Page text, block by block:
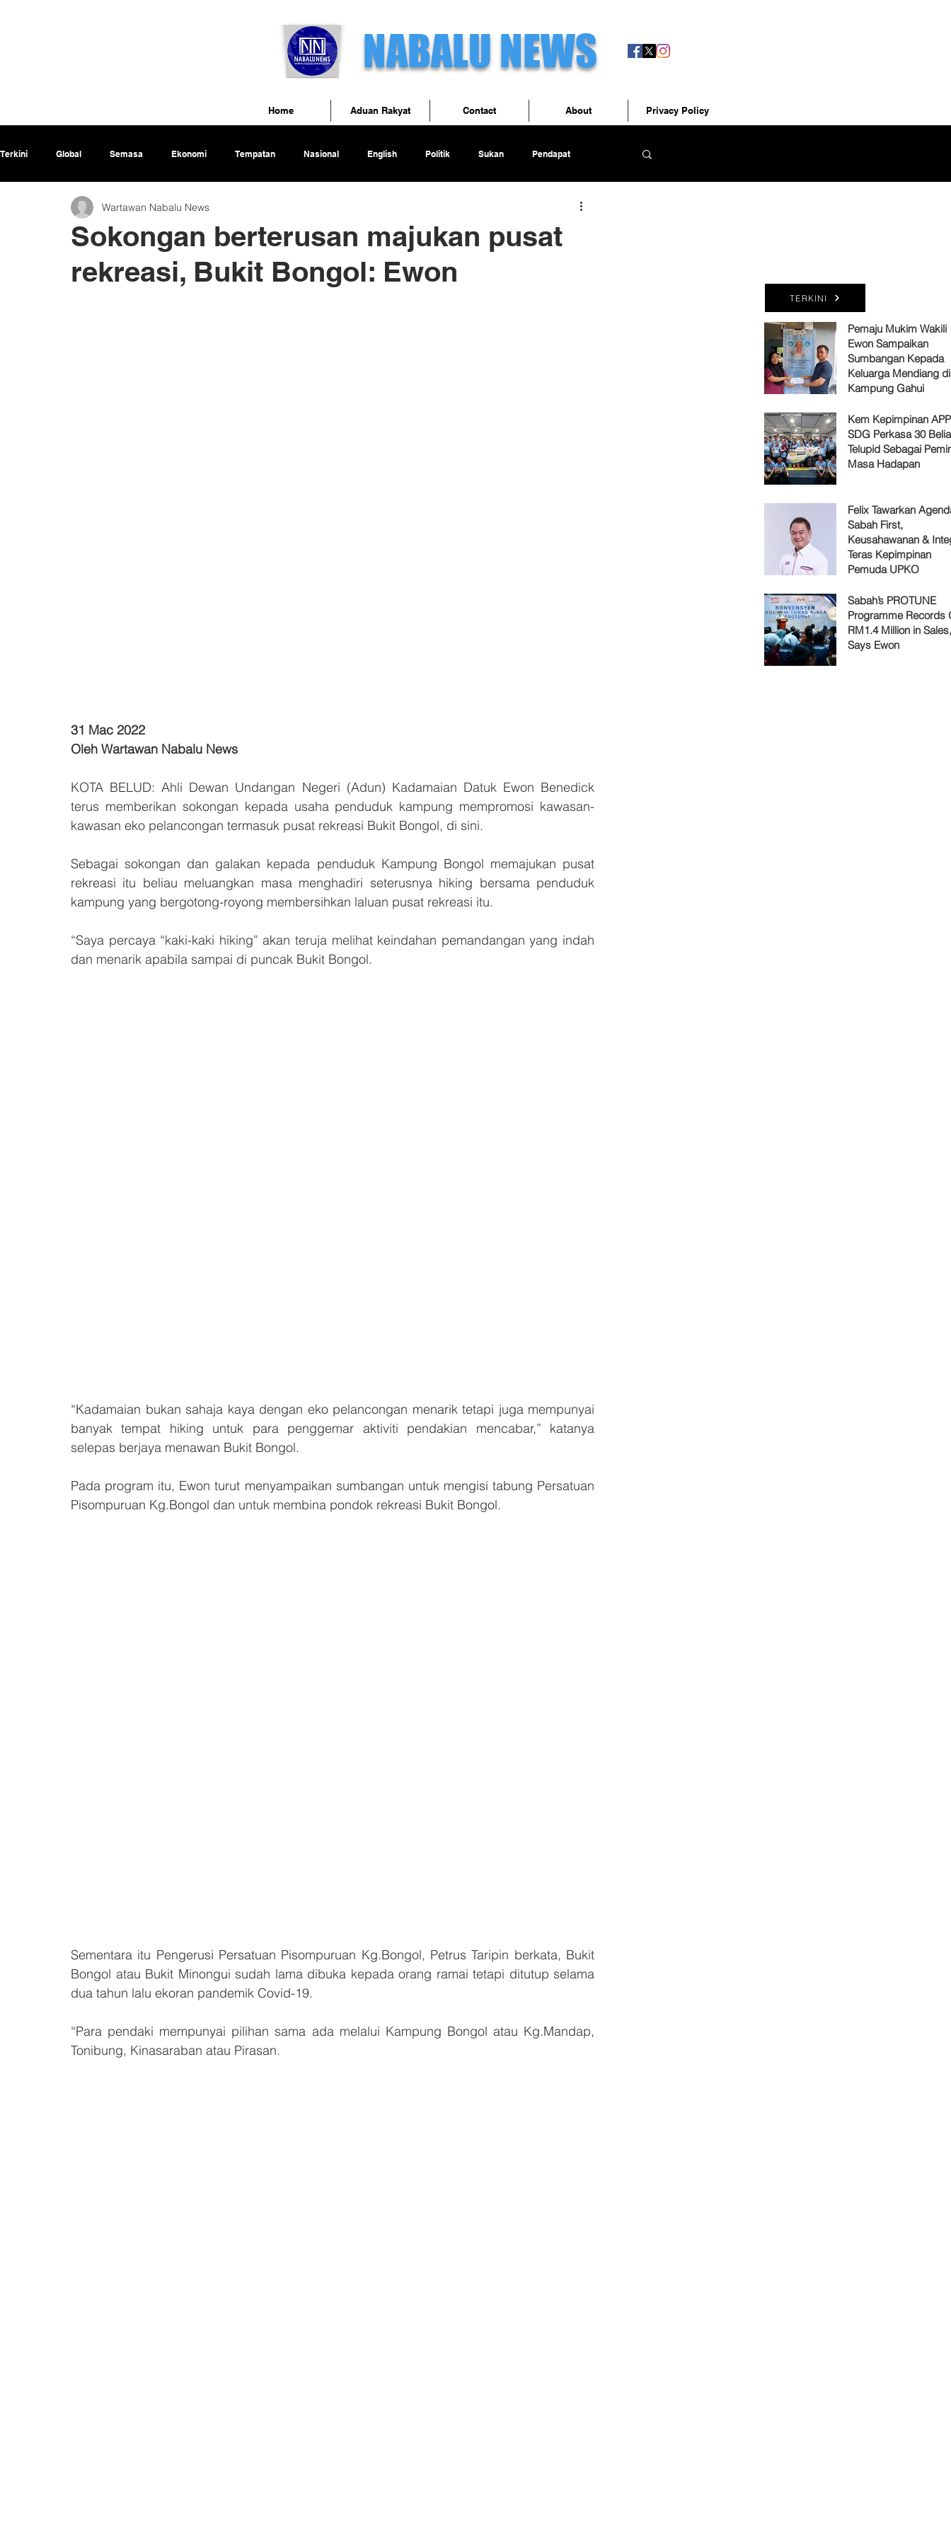
NABALU NEWS
Terkini Global Semasa Ekonomi Tempatan Nasional English Politik Sukan Pendapat
Sokongan berterusan majukan pusat
rekreasi, Bukit Bongol: Ewon
Wartawan Nabalu News
31 Mac 2022
Oleh Wartawan Nabalu News
KOTA BELUD: Ahli Dewan Undangan Negeri (Adun) Kadamaian Datuk Ewon Benedick
terus memberikan sokongan kepada usaha penduduk kampung mempromosi kawasan-
kawasan eko pelancongan termasuk pusat rekreasi Bukit Bongol, di sini.
Sebagai sokongan dan galakan kepada penduduk Kampung Bongol memajukan pusat
rekreasi itu beliau meluangkan masa menghadiri seterusnya hiking bersama penduduk
kampung yang bergotong-royong membersihkan laluan pusat rekreasi itu.
“Saya percaya “kaki-kaki hiking” akan teruja melihat keindahan pemandangan yang indah
dan menarik apabila sampai di puncak Bukit Bongol.
“Kadamaian bukan sahaja kaya dengan eko pelancongan menarik tetapi juga mempunyai
banyak tempat hiking untuk para penggemar aktiviti pendakian mencabar,” katanya
selepas berjaya menawan Bukit Bongol.
Pada program itu, Ewon turut menyampaikan sumbangan untuk mengisi tabung Persatuan
Pisompuruan Kg.Bongol dan untuk membina pondok rekreasi Bukit Bongol.
Sementara itu Pengerusi Persatuan Pisompuruan Kg.Bongol, Petrus Taripin berkata, Bukit
Bongol atau Bukit Minongui sudah lama dibuka kepada orang ramai tetapi ditutup selama
dua tahun lalu ekoran pandemik Covid-19.
“Para pendaki mempunyai pilihan sama ada melalui Kampung Bongol atau Kg.Mandap,
Tonibung, Kinasaraban atau Pirasan.
TERKINI
Pemaju Mukim Wakili
Ewon Sampaikan
Sumbangan Kepada
Keluarga Mendiang di
Kampung Gahui
Kem Kepimpinan
SDG Perkasa 30 Belia
Telupid Sebagai
Masa Hadapan
Felix Tawarkan Agenda
Sabah First,
Keusahawanan &
Teras Kepimpinan
Pemuda UPKO
Sabah’s PROTUNE
Programme Records
RM1.4 Million in Sales,
Says Ewon
Home Aduan Rakyat Contact About Privacy Policy